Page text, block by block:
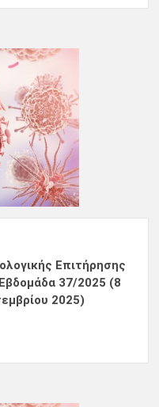
Επιτήρησης
37/2025 (8
2025)